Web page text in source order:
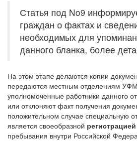
Статья под No9
граждан о фактах и
необходимых для
данного бланка, более
На этом этапе делаются копии
передаются местным отделениям
уполномоченные работники данного
или отклоняют факт получения
положительном случае специальную
является своеобразной
пребывания внутри Российской